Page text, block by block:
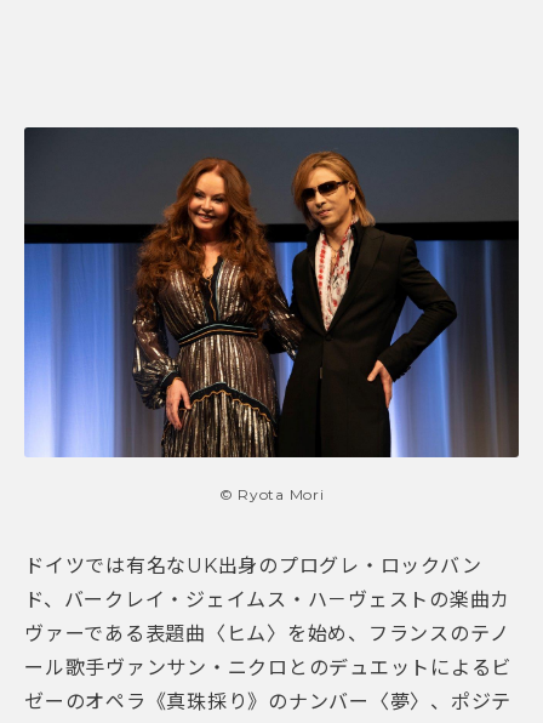
© Ryota Mori
ドイツでは有名なUK出身のプログレ・ロックバン
ド、バークレイ・ジェイムス・ハ－ヴェストの楽曲カ
ヴァーである表題曲〈ヒム〉を始め、フランスのテノ
ール歌手ヴァンサン・ニクロとのデュエットによるビ
ゼーのオペラ《真珠採り》のナンバー〈夢〉、ポジテ